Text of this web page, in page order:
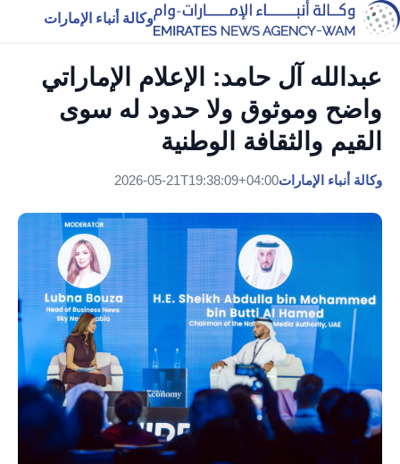
وكالة أنباء الإمارات
عبدالله آل حامد: الإعلام الإماراتي
واضح وموثوق ولا حدود له سوى
القيم والثقافة الوطنية
وكالة أنباء الإمارات2026-05-21T19:38:09+04:00